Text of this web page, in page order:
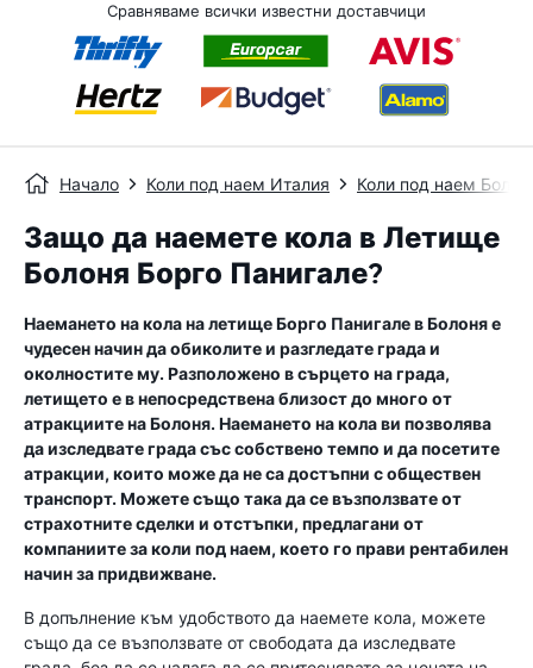
Сравняваме всички известни доставчици
Начало Коли под наем Италия Коли под наем
Защо да наемете кола в Летище
Болоня Борго Панигале?
Наемането на кола на летище Борго Панигале в Болоня е
чудесен начин да обиколите и разгледате града и
околностите му. Разположено в сърцето на града,
летището е в непосредствена близост до много от
атракциите на Болоня. Наемането на кола ви позволява
да изследвате града със собствено темпо и да посетите
атракции, които може да не са достъпни с обществен
транспорт. Можете също така да се възползвате от
страхотните сделки и отстъпки, предлагани от
компаниите за коли под наем, което го прави рентабилен
начин за придвижване.
В допълнение към удобството да наемете кола, можете
също да се възползвате от свободата да изследвате